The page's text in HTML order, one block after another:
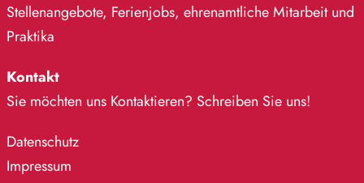
Stellenangebote, Ferienjobs, ehrenamtliche Mitarbeit und
Praktika
Kontakt
Sie möchten uns Kontaktieren? Schreiben Sie uns!
Datenschutz
Impressum